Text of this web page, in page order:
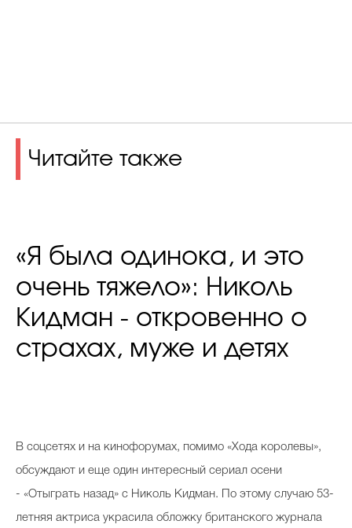
Читайте также
«Я была одинока, и это
очень тяжело»: Николь
Кидман - откровенно о
страхах, муже и детях
В соцсетях и на кинофорумах, помимо «Хода королевы»,
обсуждают и еще один интересный сериал осени
- «Отыграть назад» с Николь Кидман. По этому случаю 53-
летняя актриса украсила обложку британского журнала